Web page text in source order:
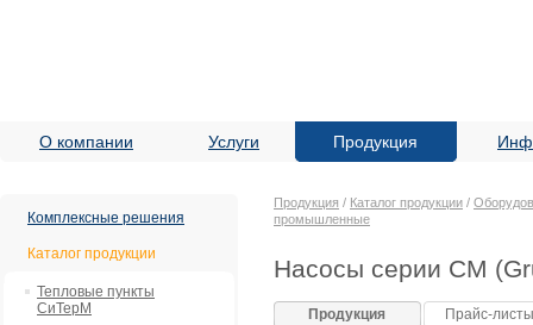
О компании Услуги Продукция
Комплексные решения
Каталог продукции
Тепловые пункты
СиТерМ
Продукция / Каталог продукции /
промышленные
Насосы серии CM
Продукция Прайс-